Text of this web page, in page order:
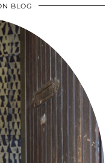
BLOG